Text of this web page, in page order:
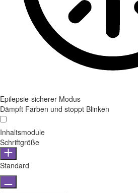
Epilepsie-sicherer Modus
Dämpft Farben und stoppt Blinken
Inhaltsmodule
Schriftgröße
Standard